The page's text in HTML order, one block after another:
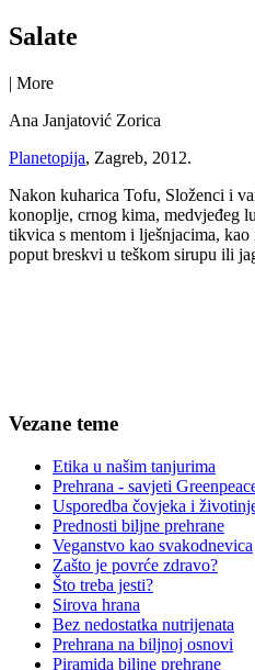
Salate
| More
Ana Janjatović Zorica
Planetopija, Zagreb, 2012.
Nakon kuharica Tofu, Složenci i
konoplje, crnog kima, medvjeđeg
tikvica s mentom i lješnjacima,
poput breskvi u teškom sirupu ili
Vezane teme
Etika u našim tanjurima
Prehrana - savjeti
Usporedba čovjeka i
Prednosti biljne prehrane
Veganstvo kao svakodnevica
Zašto je povrće zdravo?
Što treba jesti?
Sirova hrana
Bez nedostatka nutrijenata
Prehrana na biljnoj osnovi
Piramida biljne prehrane